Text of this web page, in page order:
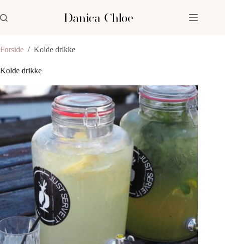
til
indhold
Forside / Kolde drikke
Kolde drikke